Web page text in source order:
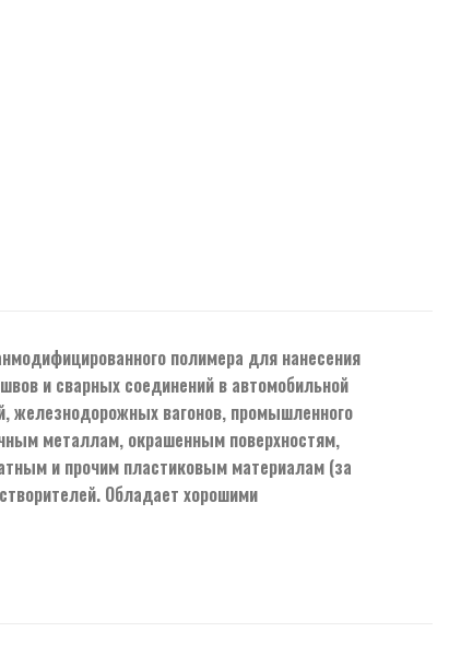
полимера для нанесения
и сварных соединений в автомобильной
железнодорожных вагонов, промышленного
металлам, окрашенным поверхностям,
и прочим пластиковым материалам (за
Обладает хорошими